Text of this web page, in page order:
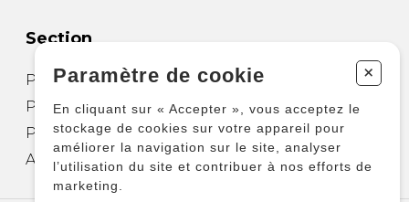
Section
Partitions pour guitare
Partitions pour autres instruments
Partitions pour ensembles
Autres produits
Paramètre de cookie +
En cliquant sur « Accepter », vous acceptez le
stockage de cookies sur votre appareil pour
améliorer la navigation sur le site, analyser
l’utilisation du site et contribuer à nos efforts de
marketing.